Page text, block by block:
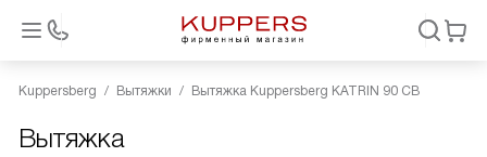
Kuppersberg Вытяжки Вытяжка Kuppersberg KATRIN 90 CB
Вытяжка